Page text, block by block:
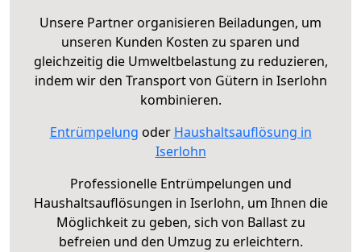
Unsere Partner organisieren Beiladungen, um
unseren Kunden Kosten zu sparen und
gleichzeitig die Umweltbelastung zu reduzieren,
indem wir den Transport von Gütern in Iserlohn
kombinieren.
Entrümpelung oder Haushaltsauflösung in
Iserlohn
Professionelle Entrümpelungen und
Haushaltsauflösungen in Iserlohn, um Ihnen die
Möglichkeit zu geben, sich von Ballast zu
befreien und den Umzug zu erleichtern.